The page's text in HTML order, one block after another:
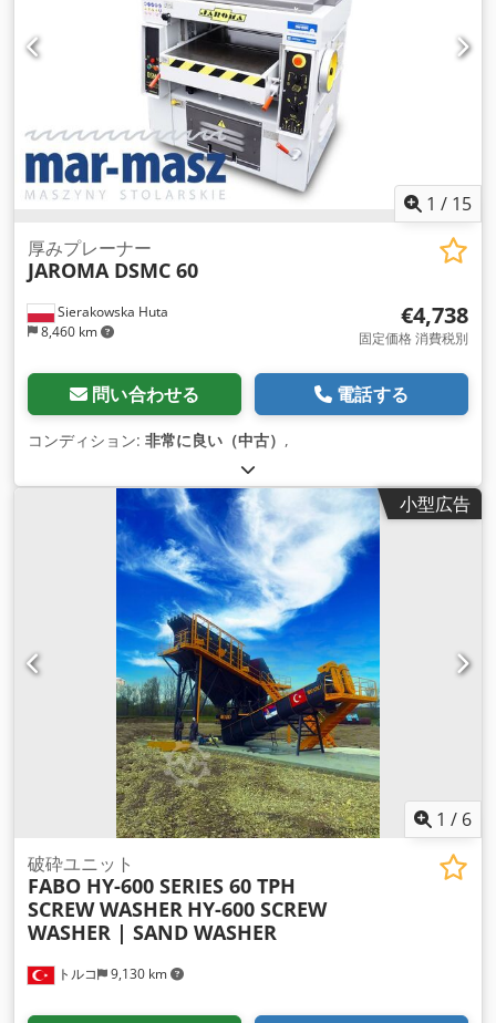
1 / 15
Sierakowska Huta
8,460 km
厚みプレーナー
JAROMA DSMC 60
€4,738
固定価格 消費税別
問い合わせる 電話する
コンディション: 非常に良い（中古） ,
小型広告
1 / 6
トルコ 9,130 km
破砕ユニット
FABO HY-600 SERIES 60 TPH
SCREW WASHER HY-600 SCREW
WASHER | SAND WASHER